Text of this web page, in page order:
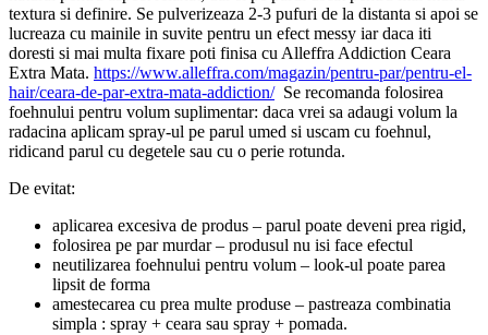
textura si definire. Se pulverizeaza 2-3 pufuri de la distanta si apoi se
lucreaza cu mainile in suvite pentru un efect messy iar daca iti
doresti si mai multa fixare poti finisa cu Alleffra Addiction Ceara
Extra Mata. https://www.alleffra.com/magazin/pentru-par/pentru-el-
hair/ceara-de-par-extra-mata-addiction/Se recomanda folosirea
foehnului pentru volum suplimentar: daca vrei sa adaugi volum la
radacina aplicam spray-ul pe parul umed si uscam cu foehnul,
ridicand parul cu degetele sau cu o perie rotunda.
De evitat:
aplicarea excesiva de produs – parul poate deveni prea rigid,
folosirea pe par murdar – produsul nu isi face efectul
neutilizarea foehnului pentru volum – look-ul poate parea
lipsit de forma
amestecarea cu prea multe produse – pastreaza combinatia
simpla : spray + ceara sau spray + pomada.